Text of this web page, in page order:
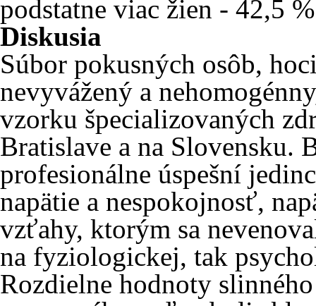
podstatne viac žien - 42,5
Diskusia
Súbor pokusných osôb,
nevyvážený a
vzorku špecializovaných
Bratislave a na Slovensku.
profesionálne úspešní
napätie a nespokojnosť,
vzťahy, ktorým sa
na fyziologickej, tak
Rozdielne hodnoty